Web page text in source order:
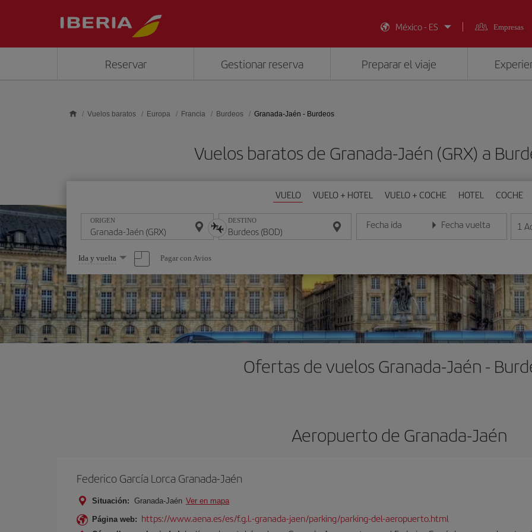
México - ES
Empresas
Reservar Gestionar reserva Preparar el viaje
Vuelos baratos Europa Francia Burdeos Granada-Jaén - Burdeos
Vuelos baratos de Granada-Jaén (GRX) a
VUELO VUELO + HOTEL VUELO + COCHE HOTEL COCHE
ORIGEN DESTINO Fecha ida
Introduce la fecha en formato día/mes/año
Fecha vuelta
Introduce la fecha en 1
Seleccione
una
opción
Ida y vuelta Pagar con Avios
Ofertas de vuelos Granada-Jaén -
Aeropuerto de Granada-Jaén
Federico García Lorca Granada-Jaén
Situación: Granada-Jaén Ver en mapa
Página web: https://www.aena.es/es/f.g.l.-granada-jaen/parking/parking-del-aeropuerto.html